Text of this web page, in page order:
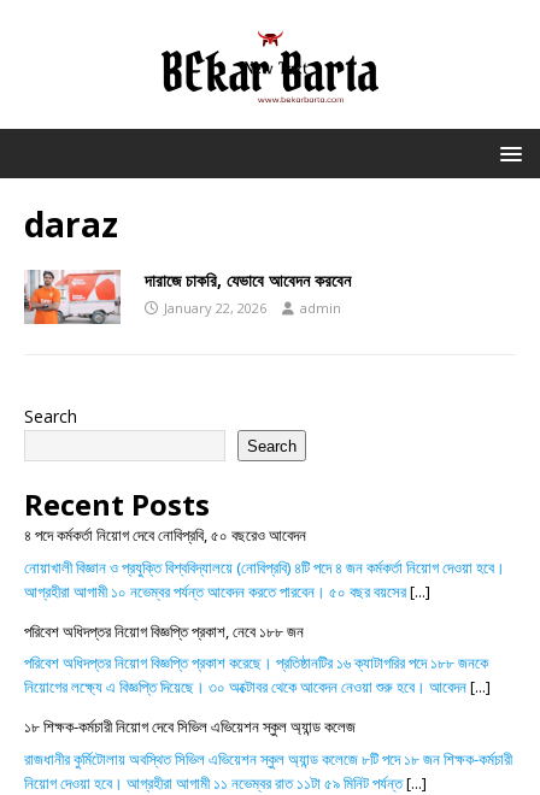
daraz
দারাজে চাকরি, যেভাবে আবেদন করবেন
January 22, 2026 admin
Search
Search
Recent Posts
৪ পদে কর্মকর্তা নিয়োগ দেবে নোবিপ্রবি, ৫০ বছরেও আবেদন
নোয়াখালী বিজ্ঞান ও প্রযুক্তি বিশ্ববিদ্যালয়ে (নোবিপ্রবি) ৪টি পদে ৪ জন কর্মকর্তা নিয়োগ দেওয়া হবে।
আগ্রহীরা আগামী ১০ নভেম্বর পর্যন্ত আবেদন করতে পারবেন। ৫০ বছর বয়সের[...]
পরিবেশ অধিদপ্তর নিয়োগ বিজ্ঞপ্তি প্রকাশ, নেবে ১৮৮ জন
পরিবেশ অধিদপ্তর নিয়োগ বিজ্ঞপ্তি প্রকাশ করেছে। প্রতিষ্ঠানটির ১৬ ক্যাটাগরির পদে ১৮৮ জনকে
নিয়োগের লক্ষ্যে এ বিজ্ঞপ্তি দিয়েছে। ৩০ অক্টোবর থেকে আবেদন নেওয়া শুরু হবে। আবেদন[...]
১৮ শিক্ষক-কর্মচারী নিয়োগ দেবে সিভিল এভিয়েশন স্কুল অ্যান্ড কলেজ
রাজধানীর কুর্মিটোলায় অবস্থিত সিভিল এভিয়েশন স্কুল অ্যান্ড কলেজে ৮টি পদে ১৮ জন শিক্ষক-কর্মচারী
নিয়োগ দেওয়া হবে। আগ্রহীরা আগামী ১১ নভেম্বর রাত ১১টা ৫৯ মিনিট পর্যন্ত[...]